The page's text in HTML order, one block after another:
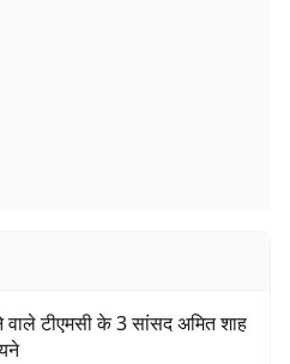
वाले टीएमसी के 3 सांसद अमित शाह